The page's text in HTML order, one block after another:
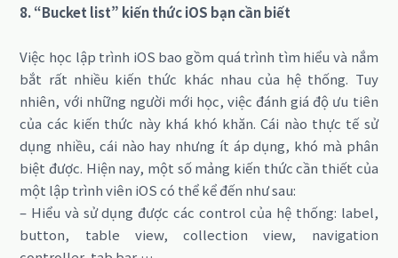
8. “Bucket list” kiến thức iOS bạn cần biết
Việc học lập trình iOS bao gồm quá trình tìm hiểu và nắm
bắt rất nhiều kiến thức khác nhau của hệ thống. Tuy
nhiên, với những người mới học, việc đánh giá độ ưu tiên
của các kiến thức này khá khó khăn. Cái nào thực tế sử
dụng nhiều, cái nào hay nhưng ít áp dụng, khó mà phân
biệt được. Hiện nay, một số mảng kiến thức cần thiết của
một lập trình viên iOS có thể kể đến như sau:
– Hiểu và sử dụng được các control của hệ thống: label,
button, table view, collection view, navigation